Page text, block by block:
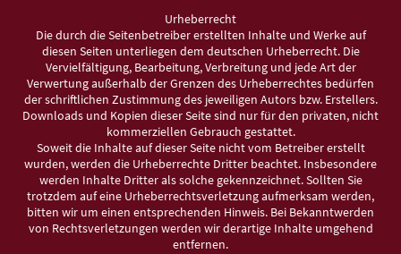
Urheberrecht
Die durch die Seitenbetreiber erstellten Inhalte und Werke auf
diesen Seiten unterliegen dem deutschen Urheberrecht. Die
Vervielfältigung, Bearbeitung, Verbreitung und jede Art der
Verwertung außerhalb der Grenzen des Urheberrechtes bedürfen
der schriftlichen Zustimmung des jeweiligen Autors bzw. Erstellers.
Downloads und Kopien dieser Seite sind nur für den privaten, nicht
kommerziellen Gebrauch gestattet.
Soweit die Inhalte auf dieser Seite nicht vom Betreiber erstellt
wurden, werden die Urheberrechte Dritter beachtet. Insbesondere
werden Inhalte Dritter als solche gekennzeichnet. Sollten Sie
trotzdem auf eine Urheberrechtsverletzung aufmerksam werden,
bitten wir um einen entsprechenden Hinweis. Bei Bekanntwerden
von Rechtsverletzungen werden wir derartige Inhalte umgehend
entfernen.